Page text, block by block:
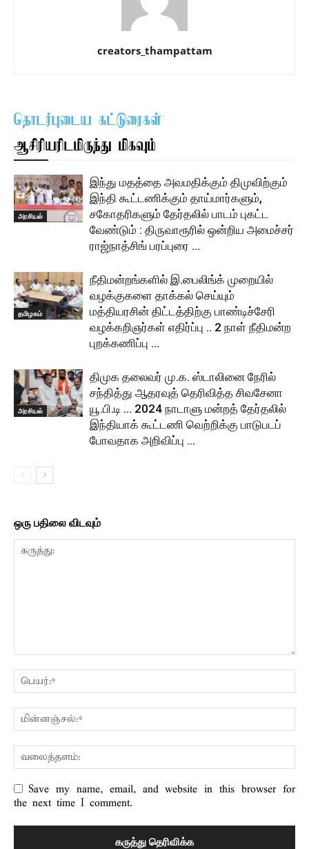
creators_thampattam
தொடர்புடைய கட்டுரைகள்
ஆசிரியரிடமிருந்து மிகவும்
அரசியல்
இந்து மதத்தை அவமதிக்கும் திமுவிற்கும்
இந்தி கூட்டணிக்கும் தாய்மார்களும்,
சகோதரிகளும் தேர்தலில் பாடம் புகட்ட
வேண்டும் : திருவாரூரில் ஒன்றிய அமைச்சர்
ராஜ்நாத்சிங் பரப்புரை …
தமிழகம்
நீதிமன்றங்களில் இ.பைலிங்க் முறையில்
வழக்குகளை தாக்கல் செய்யும்
மத்தியரசின் திட்டத்திற்கு பாண்டிச்சேரி
வழக்கறிஞர்கள் எதிர்ப்பு .. 2 நாள் நீதிமன்ற
புறக்கணிப்பு …
அரசியல்
திமுக தலைவர் மு.க. ஸ்டாலினை நேரில்
சந்தித்து ஆதரவுத் தெரிவித்த சிவசேனா
யூ.பி.டி … 2024 நாடாளு மன்றத் தேர்தலில்
இந்தியாக் கூட்டணி வெற்றிக்கு பாடுபடப்
போவதாக அறிவிப்பு …
ஒரு பதிலை விடவும்
Save my name, email, and website in this browser for
the next time I comment.